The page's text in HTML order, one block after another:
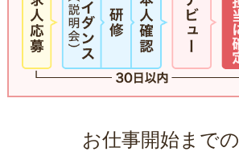
お仕事開始まで